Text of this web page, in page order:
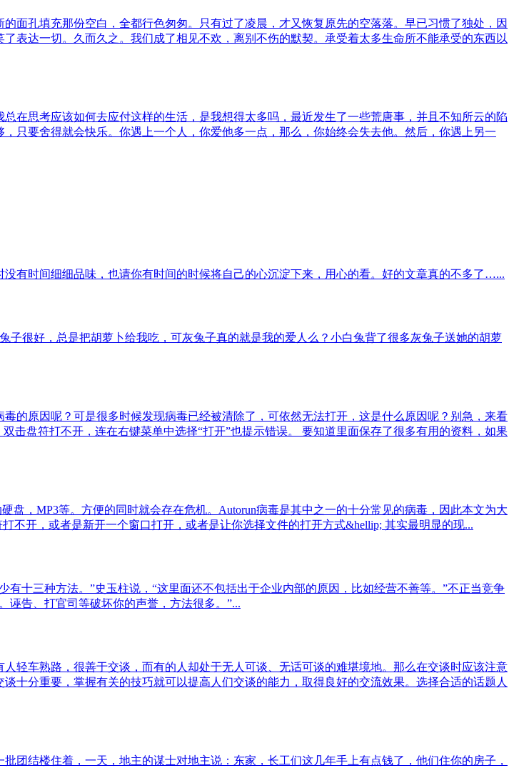
面孔填充那份空白，全都行色匆匆。只有过了凌晨，才又恢复原先的空落落。早已习惯了独处，因
表达一切。久而久之。我们成了相见不欢，离别不伤的默契。承受着太多生命所不能承受的东西以
在思考应该如何去应付这样的生活，是我想得太多吗，最近发生了一些荒唐事，并且不知所云的陷
只要舍得就会快乐。你遇上一个人，你爱他多一点，那么，你始终会失去他。然后，你遇上另一
有时间细细品味，也请你有时间的时候将自己的心沉淀下来，用心的看。好的文章真的不多了…...
子很好，总是把胡萝卜给我吃，可灰兔子真的就是我的爱人么？小白兔背了很多灰兔子送她的胡萝
的原因呢？可是很多时候发现病毒已经被清除了，可依然无法打开，这是什么原因呢？别急，来看
击盘符打不开，连在右键菜单中选择“打开”也提示错误。 要知道里面保存了很多有用的资料，如果
盘，MP3等。方便的同时就会存在危机。Autorun病毒是其中之一的十分常见的病毒，因此本文为大
不开，或者是新开一个窗口打开，或者是让你选择文件的打开方式&hellip; 其实最明显的现...
有十三种方法。”史玉柱说，“这里面还不包括出于企业内部的原因，比如经营不善等。”不正当竞争
诬告、打官司等破坏你的声誉，方法很多。”...
轻车熟路，很善于交谈，而有的人却处于无人可谈、无话可谈的难堪境地。那么在交谈时应该注意
十分重要，掌握有关的技巧就可以提高人们交谈的能力，取得良好的交流效果。选择合适的话题人
团结楼住着，一天，地主的谋士对地主说：东家，长工们这几年手上有点钱了，他们住你的房子，